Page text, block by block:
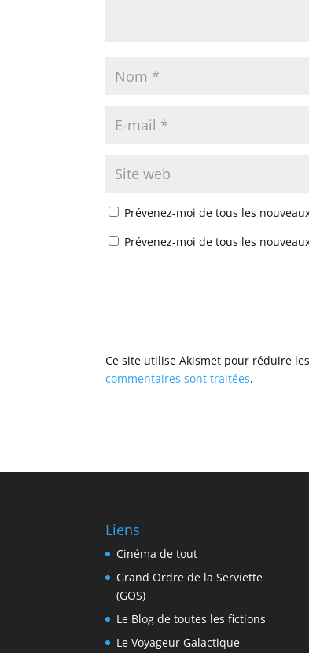
Prévenez-moi de tous les
Prévenez-moi de tous les
Ce site utilise Akismet pour réduire
commentaires sont traitées.
Liens
Cinéma de tout
Grand Ordre de la Serviette
(GOS)
Le Blog de toutes les fictions
Le Voyageur Galactique